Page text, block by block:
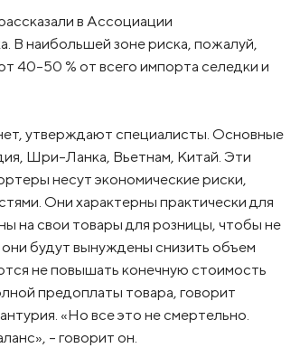
в Ассоциации
В наибольшей зоне риска, пожалуй,
40-50 % от всего импорта селедки и
утверждают специалисты. Основные
Шри-Ланка, Вьетнам, Китай. Эти
несут экономические риски,
Они характерны практически для
на свои товары для розницы, чтобы не
будут вынуждены снизить объем
не повышать конечную стоимость
предоплаты товара, говорит
«Но все это не смертельно.
– говорит он.